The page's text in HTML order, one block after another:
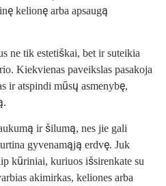
kelionę arba apsaugą
ne tik estetiškai, bet ir suteikia
Kiekvienas paveikslas pasakoja
ir atspindi mūsų asmenybę,
ir šilumą, nes jie gali
gyvenamąją erdvę. Juk
kūriniai, kuriuos išsirenkate su
akimirkas, keliones arba